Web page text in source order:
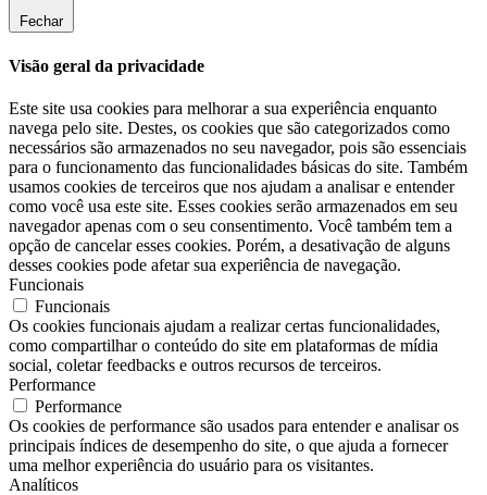
Fechar
Visão geral da privacidade
Este site usa cookies para melhorar a sua experiência enquanto
navega pelo site. Destes, os cookies que são categorizados como
necessários são armazenados no seu navegador, pois são essenciais
para o funcionamento das funcionalidades básicas do site. Também
usamos cookies de terceiros que nos ajudam a analisar e entender
como você usa este site. Esses cookies serão armazenados em seu
navegador apenas com o seu consentimento. Você também tem a
opção de cancelar esses cookies. Porém, a desativação de alguns
desses cookies pode afetar sua experiência de navegação.
Funcionais
Funcionais
Os cookies funcionais ajudam a realizar certas funcionalidades,
como compartilhar o conteúdo do site em plataformas de mídia
social, coletar feedbacks e outros recursos de terceiros.
Performance
Performance
Os cookies de performance são usados ​​para entender e analisar os
principais índices de desempenho do site, o que ajuda a fornecer
uma melhor experiência do usuário para os visitantes.
Analíticos